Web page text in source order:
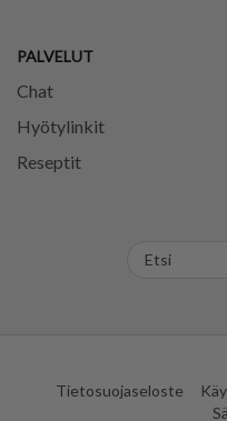
PALVELUT
Chat
Hyötylinkit
Reseptit
Tietosuojaseloste